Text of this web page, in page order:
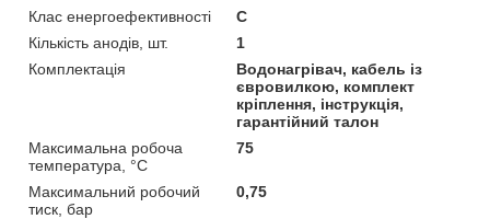
Клас енергоефективності
C
Кількість анодів, шт.
1
Комплектація
Водонагрівач, кабель із
євровилкою, комплект
кріплення, інструкція,
гарантійний талон
Максимальна робоча
температура, °С
75
Максимальний робочий
тиск, бар
0,75